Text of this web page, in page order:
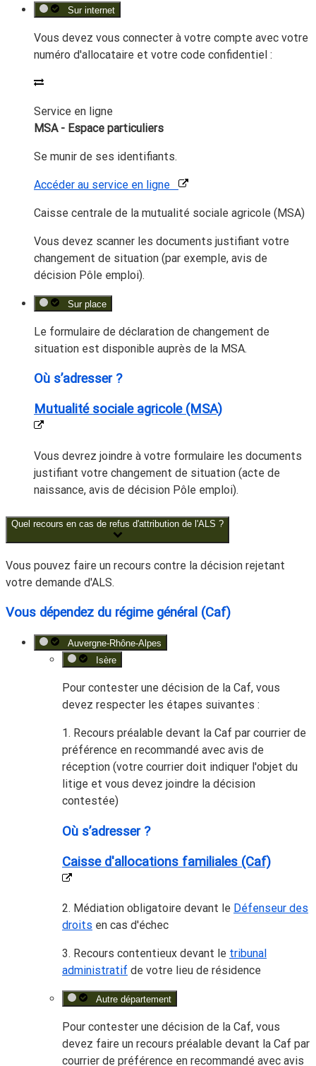
Sur internet
Vous devez vous connecter à votre compte avec votre
numéro d'allocataire et votre code confidentiel :
Service en ligne
MSA - Espace particuliers
Se munir de ses identifiants.
Accéder au service en ligne
Caisse centrale de la mutualité sociale agricole (MSA)
Vous devez scanner les documents justifiant votre
changement de situation (par exemple, avis de
décision Pôle emploi).
Sur place
Le formulaire de déclaration de changement de
situation est disponible auprès de la MSA.
Où s’adresser ?
Mutualité sociale agricole (MSA)
Vous devrez joindre à votre formulaire les documents
justifiant votre changement de situation (acte de
naissance, avis de décision Pôle emploi).
Quel recours en cas de refus d'attribution de l'ALS ?
Vous pouvez faire un recours contre la décision rejetant
votre demande d'ALS.
Vous dépendez du régime général (Caf)
Auvergne-Rhône-Alpes
Isère
Pour contester une décision de la Caf, vous
devez respecter les étapes suivantes :
1. Recours préalable devant la Caf par courrier de
préférence en recommandé avec avis de
réception (votre courrier doit indiquer l'objet du
litige et vous devez joindre la décision
contestée)
Où s’adresser ?
Caisse d'allocations familiales (Caf)
2. Médiation obligatoire devant le Défenseur des
droits en cas d'échec
3. Recours contentieux devant le tribunal
administratif de votre lieu de résidence
Autre département
Pour contester une décision de la Caf, vous
devez faire un recours préalable devant la Caf par
courrier de préférence en recommandé avec avis